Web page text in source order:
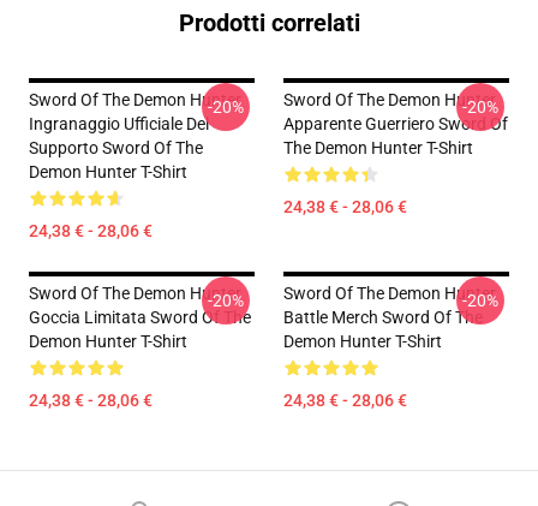
Prodotti correlati
Sword Of The Demon Hunter
Ingranaggio Ufficiale Del
Supporto Sword Of The
Demon Hunter T-Shirt
24,38 € - 28,06 €
-20%
Sword Of The Demon Hunter
Apparente Guerriero Sword Of
The Demon Hunter T-Shirt
24,38 € - 28,06 €
-20%
Sword Of The Demon Hunter
Goccia Limitata Sword Of The
Demon Hunter T-Shirt
24,38 € - 28,06 €
-20%
Sword Of The Demon Hunter
Battle Merch Sword Of The
Demon Hunter T-Shirt
24,38 € - 28,06 €
-20%